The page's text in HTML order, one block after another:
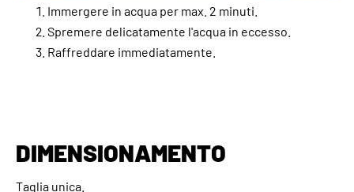
Immergere in acqua per max. 2 minuti.
Spremere delicatamente l'acqua in eccesso.
Raffreddare immediatamente.
DIMENSIONAMENTO
Taglia unica.